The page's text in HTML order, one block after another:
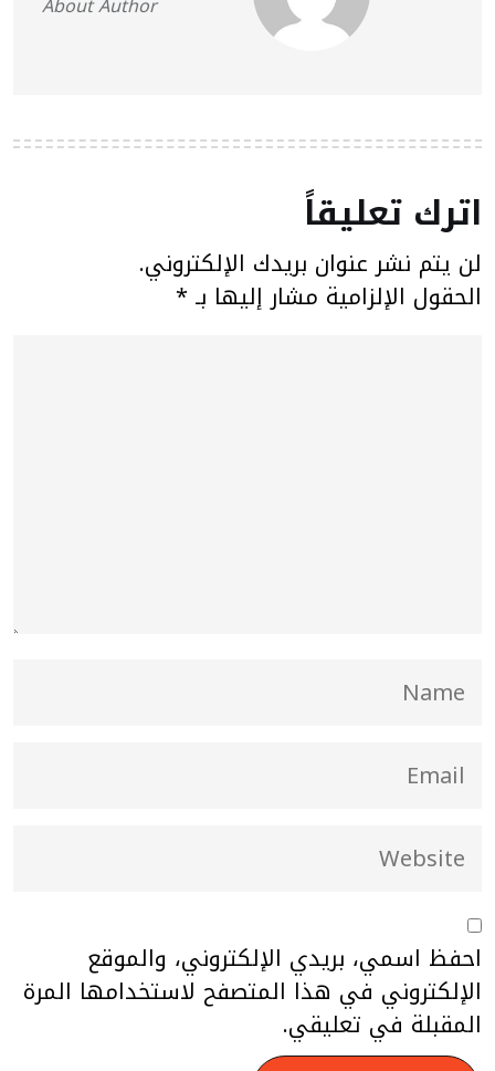
اترك تعليقاً
لن يتم نشر عنوان بريدك الإلكتروني.
الحقول الإلزامية مشار إليها بـ *
احفظ اسمي، بريدي الإلكتروني، والموقع
الإلكتروني في هذا المتصفح لاستخدامها المرة
المقبلة في تعليقي.